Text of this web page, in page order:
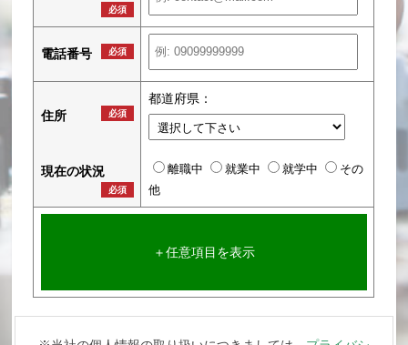
必須
電話番号 必須
住所 必須
都道府県：
現在の状況
必須
離職中 就業中 就学中
その
他
＋任意項目を表示